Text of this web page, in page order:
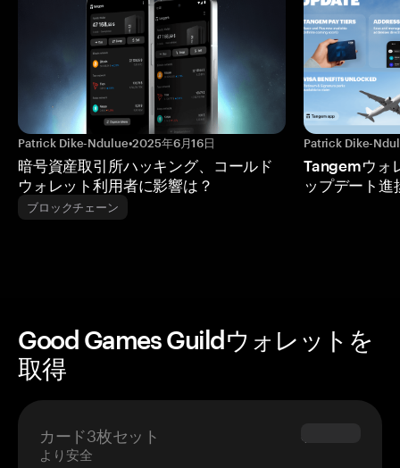
Patrick Dike-Ndulue•2025年6月16日
暗号資産取引所ハッキング、コールド
ウォレット利用者に影響は？
ブロックチェーン
Patrick Dike-
Tangemウォ
ップデート進
Good Games Guildウォレットを
取得
カード3枚セット
より安全
$69.90